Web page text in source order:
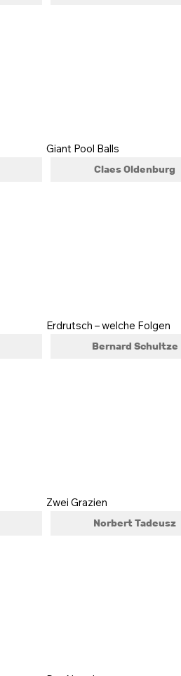
Giant Pool Balls
Claes Oldenburg
Erdrutsch – welche Folgen
Bernard Schultze
Zwei Grazien
Norbert Tadeusz